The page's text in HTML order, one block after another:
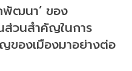
พัฒนา’ ของ
ส่วนสำคัญในการ
ของเมืองมาอย่างต่อ